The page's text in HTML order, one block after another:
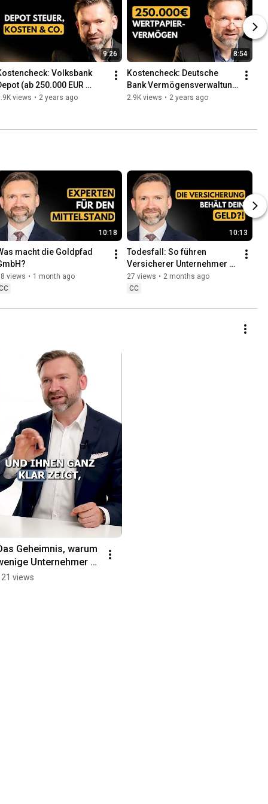
9:26
Volksbank
(ab 250.000 EUR
views • 2 years ago
8:54
Kostencheck: Deutsche
Bank Vermögensverwaltung
(Lohnt sich das?)
2.9K views • 2 years ago
10:18
macht die Goldpfad
views • 1 month ago
10:13
Todesfall: So führen
Versicherer Unternehmer
hinters Licht!
(Rentengarantiezeit-Falle)
27 views • 2 months ago
CC
Geheimnis, warum
Unternehmer
views